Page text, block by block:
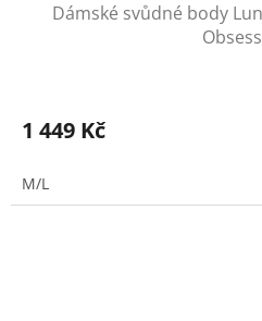
Dámské svůdné body
1 449 Kč
M/L